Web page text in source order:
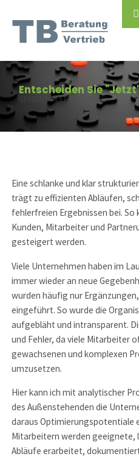
Entscheiden Sie
GEMEINSAM ERFOLGREICH
Eine schlanke und klar
trägt zu effizienten Abläufen,
fehlerfreien Ergebnissen bei.
Kunden, Mitarbeiter und
gesteigert werden.
Viele Unternehmen haben im
immer wieder an neue
wurden häufig nur
eingeführt. So wurde die
aufgebläht und intransparent.
und Fehler, da viele Mitarbeiter
gewachsenen und komplexen
umzusetzen.
Hier kann ich mit analytischer
des Außenstehenden die
daraus Optimierungspotentiale
Mitarbeitern werden geeignete,
Abläufe erarbeitet,